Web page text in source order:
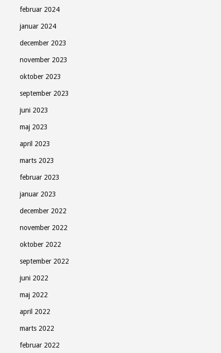
februar 2024
januar 2024
december 2023
november 2023
oktober 2023
september 2023
juni 2023
maj 2023
april 2023
marts 2023
februar 2023
januar 2023
december 2022
november 2022
oktober 2022
september 2022
juni 2022
maj 2022
april 2022
marts 2022
februar 2022